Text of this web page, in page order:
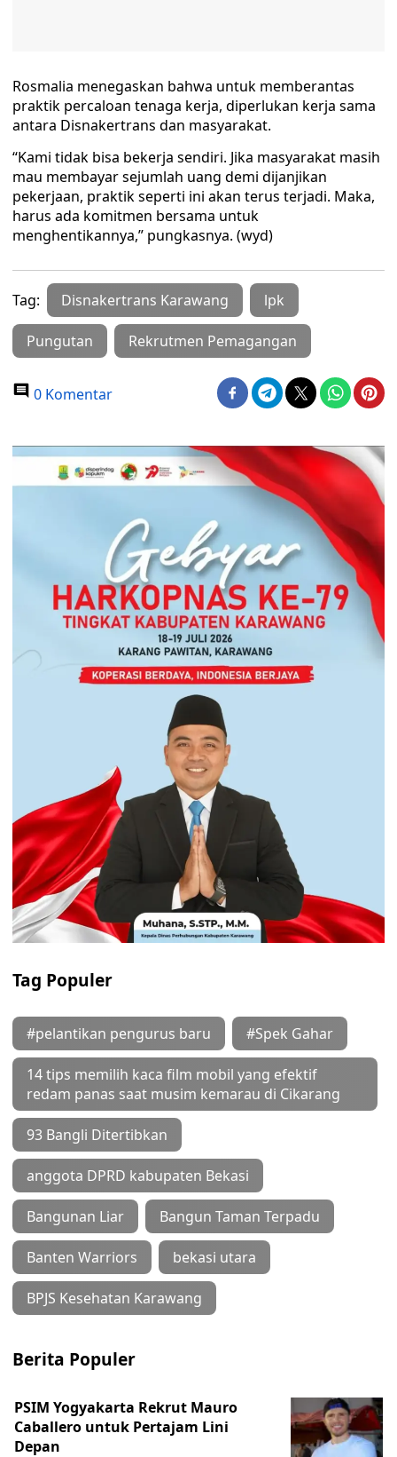
Rosmalia menegaskan bahwa untuk memberantas
praktik percaloan tenaga kerja, diperlukan kerja sama
antara Disnakertrans dan masyarakat.
“Kami tidak bisa bekerja sendiri. Jika masyarakat masih
mau membayar sejumlah uang demi dijanjikan
pekerjaan, praktik seperti ini akan terus terjadi. Maka,
harus ada komitmen bersama untuk
menghentikannya,” pungkasnya. (wyd)
Tag: Disnakertrans Karawang lpk
Pungutan Rekrutmen Pemagangan
0 Komentar
Tag Populer
#pelantikan pengurus baru #Spek Gahar
14 tips memilih kaca film mobil yang efektif
redam panas saat musim kemarau di Cikarang
93 Bangli Ditertibkan
anggota DPRD kabupaten Bekasi
Bangunan Liar Bangun Taman Terpadu
Banten Warriors bekasi utara
BPJS Kesehatan Karawang
Berita Populer
PSIM Yogyakarta Rekrut Mauro
Caballero untuk Pertajam Lini
Depan